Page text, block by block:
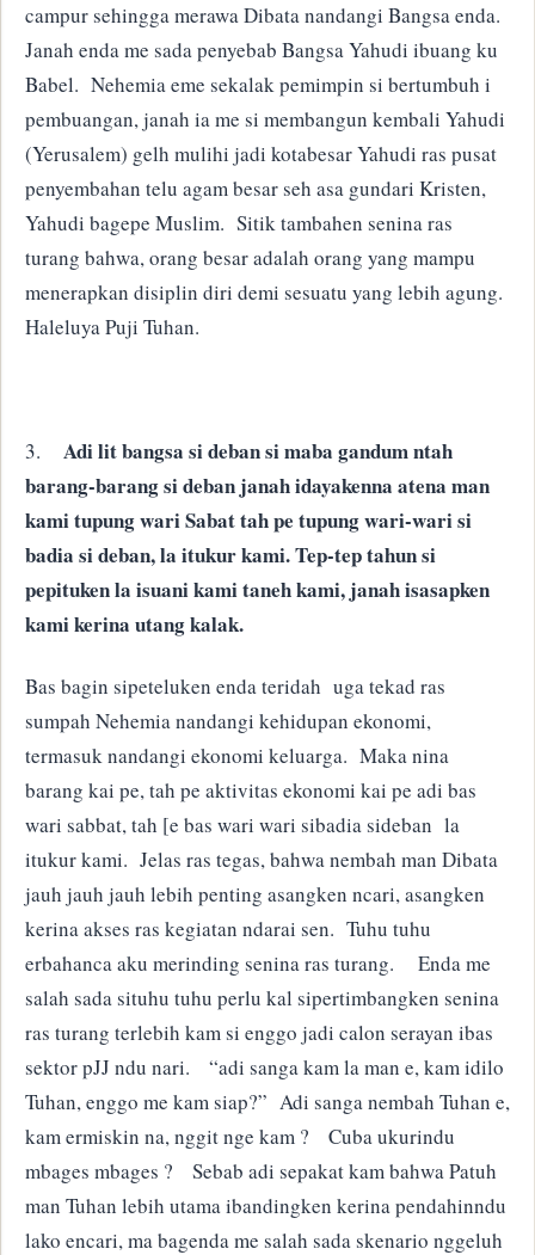
campur sehingga merawa Dibata nandangi Bangsa enda.
Janah enda me sada penyebab Bangsa Yahudi ibuang ku
Babel. Nehemia eme sekalak pemimpin si bertumbuh i
pembuangan, janah ia me si membangun kembali Yahudi
(Yerusalem) gelh mulihi jadi kotabesar Yahudi ras pusat
penyembahan telu agam besar seh asa gundari Kristen,
Yahudi bagepe Muslim. Sitik tambahen senina ras
turang bahwa, orang besar adalah orang yang mampu
menerapkan disiplin diri demi sesuatu yang lebih agung.
Haleluya Puji Tuhan.
3.
Adi lit bangsa si deban si maba gandum ntah
barang-barang si deban janah idayakenna atena man
kami tupung wari Sabat tah pe tupung wari-wari si
badia si deban, la itukur kami. Tep-tep tahun si
pepituken la isuani kami taneh kami, janah isasapken
kami kerina utang kalak.
Bas bagin sipeteluken enda teridah uga tekad ras
sumpah Nehemia nandangi kehidupan ekonomi,
termasuk nandangi ekonomi keluarga. Maka nina
barang kai pe, tah pe aktivitas ekonomi kai pe adi bas
wari sabbat, tah [e bas wari wari sibadia sideban la
itukur kami. Jelas ras tegas, bahwa nembah man Dibata
jauh jauh jauh lebih penting asangken ncari, asangken
kerina akses ras kegiatan ndarai sen. Tuhu tuhu
erbahanca aku merinding senina ras turang. Enda me
salah sada situhu tuhu perlu kal sipertimbangken senina
ras turang terlebih kam si enggo jadi calon serayan ibas
sektor pJJ ndu nari. “adi sanga kam la man e, kam idilo
Tuhan, enggo me kam siap?” Adi sanga nembah Tuhan e,
kam ermiskin na, nggit nge kam ? Cuba ukurindu
mbages mbages ? Sebab adi sepakat kam bahwa Patuh
man Tuhan lebih utama ibandingken kerina pendahinndu
lako encari, ma bagenda me salah sada skenario nggeluh